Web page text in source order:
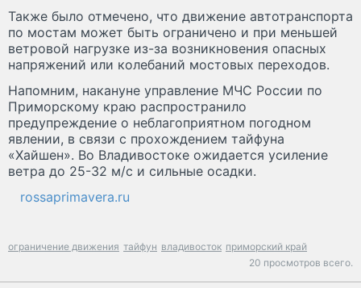
Также было отмечено, что движение автотранспорта
по мостам может быть ограничено и при меньшей
ветровой нагрузке из-за возникновения опасных
напряжений или колебаний мостовых переходов.
Напомним, накануне управление МЧС России по
Приморскому краю распространило
предупреждение о неблагоприятном погодном
явлении, в связи с прохождением тайфуна
«Хайшен». Во Владивостоке ожидается усиление
ветра до 25-32 м/с и сильные осадки.
rossaprimavera.ru
ограничение движения тайфун владивосток приморский край
20 просмотров всего.